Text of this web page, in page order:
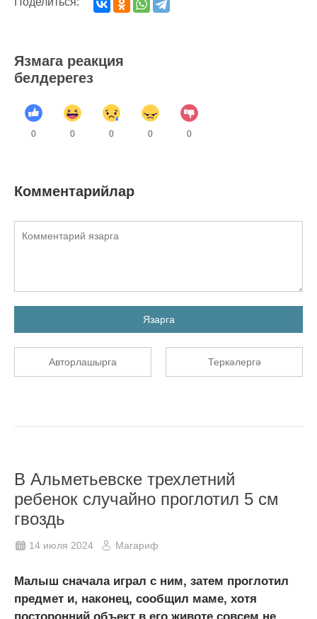
Язмага реакция
белдерегез
0 0 0 0 0
Комментарийлар
Язарга
Авторлашырга Теркәлергә
В Альметьевске трехлетний
ребенок случайно проглотил 5 см
гвоздь
14 июля 2024 Магариф
Малыш сначала играл с ним, затем проглотил
предмет и, наконец, сообщил маме, хотя